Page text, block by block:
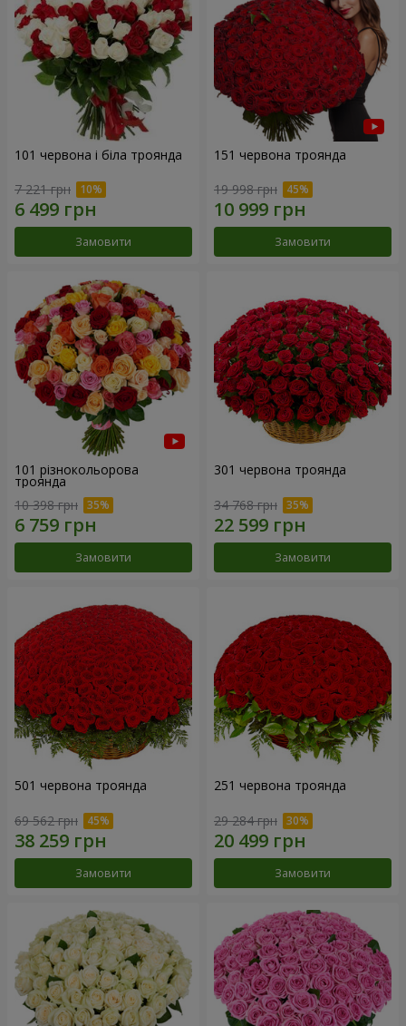
101 червона і біла троянда
7 221 грн
Замовити
151 червона троянда
19 998 грн
Замовити
101 різнокольорова
троянда
10 398 грн
Замовити
301 червона троянда
34 768 грн
Замовити
501 червона троянда
69 562 грн
Замовити
251 червона троянда
29 284 грн
Замовити